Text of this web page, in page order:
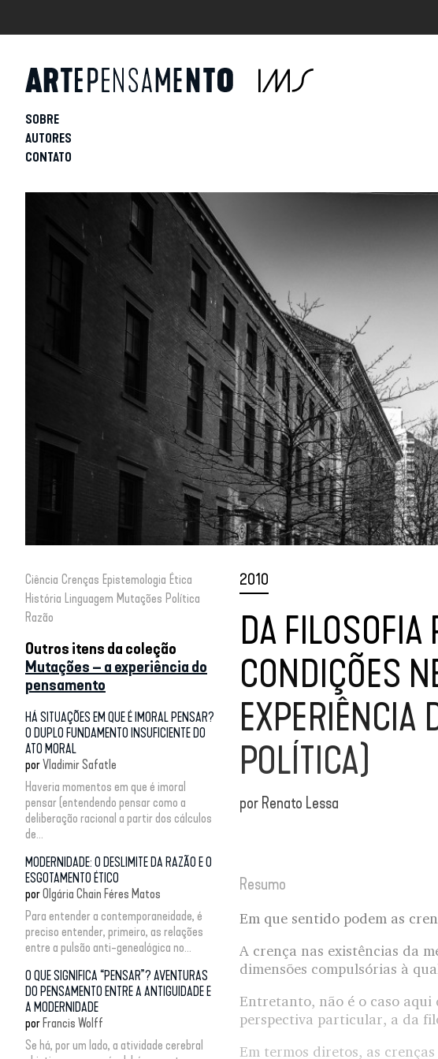
SOBRE
AUTORES
CONTATO
Ciência Crenças Epistemologia Ética
História Linguagem Mutações Política
Razão
Outros itens da coleção
Mutações – a experiência do
pensamento
HÁ SITUAÇÕES EM QUE É IMORAL PENSAR?
O DUPLO FUNDAMENTO INSUFICIENTE DO
ATO MORAL
porVladimir Safatle
Haveria momentos em que é imoral
pensar (entendendo pensar como a
deliberação racional a partir dos cálculos
de...
MODERNIDADE: O DESLIMITE DA RAZÃO E O
ESGOTAMENTO ÉTICO
porOlgária Chain Féres Matos
Para entender a contemporaneidade, é
preciso entender, primeiro, as relações
entre a pulsão anti-genealógica no...
O QUE SIGNIFICA “PENSAR”? AVENTURAS
DO PENSAMENTO ENTRE A ANTIGUIDADE E
A MODERNIDADE
por Francis Wolff
Se há, por um lado, a atividade cerebral
2010
DA FILOSOFIA
CONDIÇÕES
EXPERIÊNCIA
POLÍTICA)
por Renato Lessa
Resumo
Em que sentido podem as
A crença nas existências da
dimensões compulsórias à
Entretanto, não é o caso aqui
perspectiva particular, a da
Em termos diretos, as